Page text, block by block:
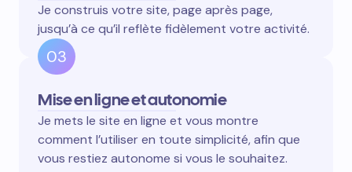
Je construis votre site, page après page,
jusqu’à ce qu’il reflète fidèlement votre activité.
03
Mise en ligne et autonomie
Je mets le site en ligne et vous montre
comment l’utiliser en toute simplicité, afin que
vous restiez autonome si vous le souhaitez.